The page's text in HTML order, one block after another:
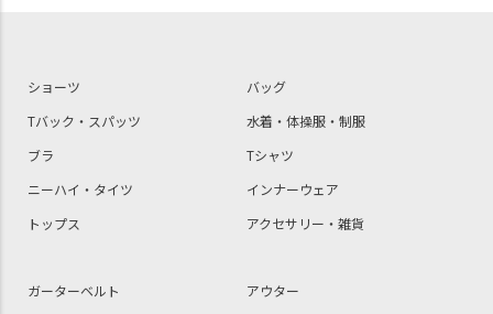
ショーツ
Tバック・スパッツ
ブラ
ニーハイ・タイツ
トップス
バッグ
水着・体操服・制服
Tシャツ
インナーウェア
アクセサリー・雑貨
ガーターベルト
アウター